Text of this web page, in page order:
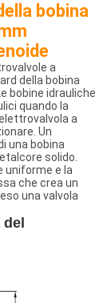
bobina
a
della bobina
bobine idrauliche
quando la
a
Un
una bobina
solido.
uniforme e la
che crea un
una valvola